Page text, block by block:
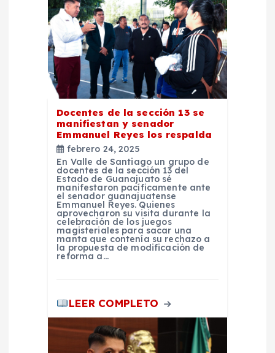
Docentes de la sección 13 se
manifiestan y senador
Emmanuel Reyes los respalda
febrero 24, 2025
En Valle de Santiago un grupo de
docentes de la sección 13 del
Estado de Guanajuato sé
manifestaron pacíficamente ante
el senador guanajuatense
Emmanuel Reyes. Quienes
aprovecharon su visita durante la
celebración de los juegos
magisteriales para sacar una
manta que contenía su rechazo a
la propuesta de modificación de
reforma a…
LEER COMPLETO